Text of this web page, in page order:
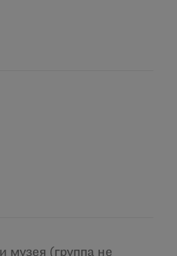
музея (группа не